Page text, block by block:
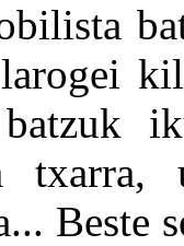
txarra,
Beste